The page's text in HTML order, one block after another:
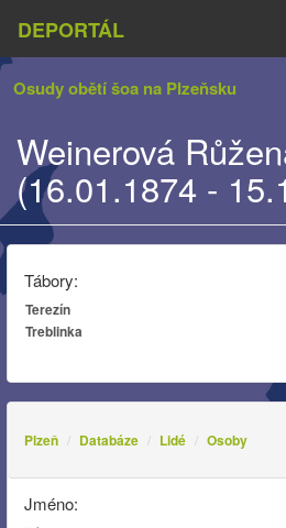
DEPORTÁL
Osudy obětí šoa na Plzeňsku
Weinerová
(16.01.1874 -
Tábory:
Terezín
Treblinka
Plzeň Databáze Lidé Osoby
Jméno: